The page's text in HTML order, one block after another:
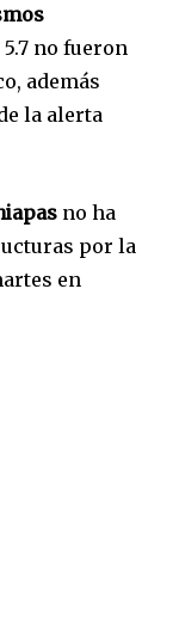
de
de la
correo eletrónico
basura a tu
no fueron
además
la alerta
no ha
por la
en